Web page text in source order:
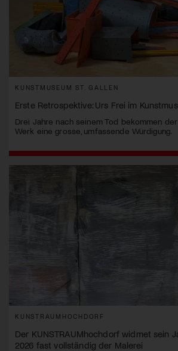
KUNSTMUSEUM ST. GALLEN
Erste Retrospektive: Urs Frei im
Drei Jahre nach seinem Tod bekommen
Werk eine grosse, umfassende Würdigung.
KUNSTRAUMHOCHDORF
Der KUNSTRAUMhochdorf widmet sein
2026 fast vollständig der Malerei